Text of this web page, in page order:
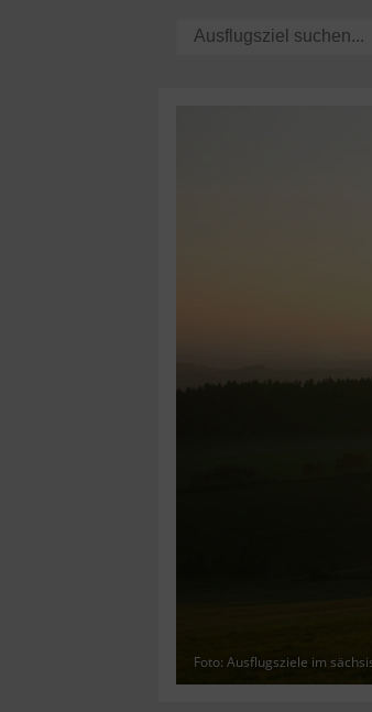
Foto: Ausflugsziele im